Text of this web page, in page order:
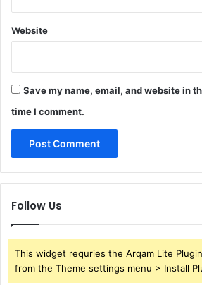
Website
Save my name, email, and website in
time I comment.
Follow Us
This widget requries the Arqam Lite
from the Theme settings menu > Install